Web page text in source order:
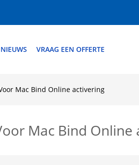
NIEUWS VRAAG EEN OFFERTE
Mac Bind Online activering
Mac Bind Online